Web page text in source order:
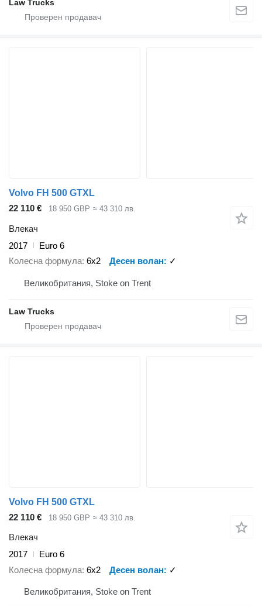
Law Trucks
Volvo FH 500 GTXL
22 110 €
18 950 GBP ≈ 43 310 лв.
Влекач
2017
Euro 6
Колесна формула 6x2 Десен волан ✓
Великобритания, Stoke on Trent
Law Trucks
Volvo FH 500 GTXL
22 110 €
18 950 GBP ≈ 43 310 лв.
Влекач
2017
Euro 6
Колесна формула 6x2 Десен волан ✓
Великобритания, Stoke on Trent